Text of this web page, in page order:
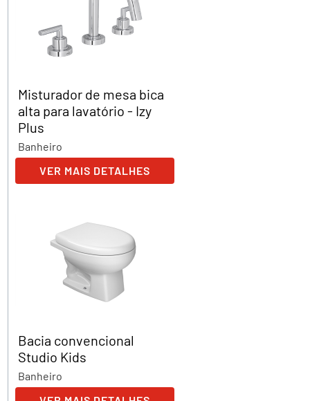
Misturador de mesa bica
alta para lavatório - Izy
Plus
Banheiro
VER MAIS DETALHES
Bacia convencional
Studio Kids
Banheiro